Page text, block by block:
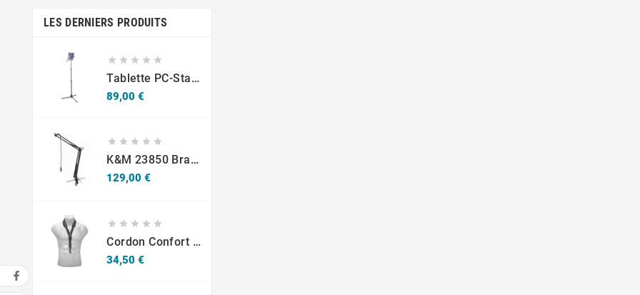
LES DERNIERS PRODUITS
    
Tablette PC-Stativ K&M 19793
89,00 €
    
K&M 23850 Bras Articulé Pour Studio Ou Radio
129,00 €
    
Cordon Confort Sax -S10SH Mousqueton - Adultes
34,50 €